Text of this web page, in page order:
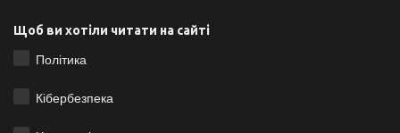
Щоб ви хотіли читати на сайті
Політика
Кібербезпека